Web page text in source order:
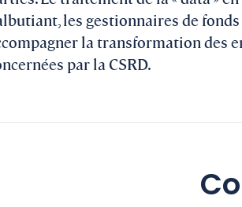
les gestionnaires de
la transformation des
par la CSRD.